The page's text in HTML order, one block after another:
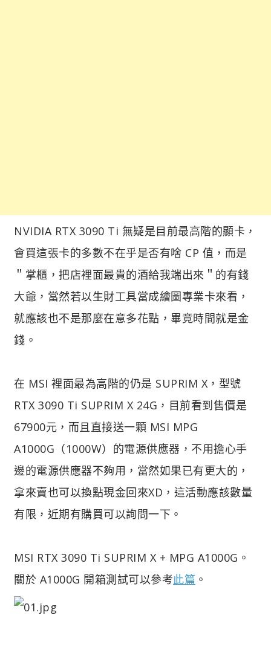
NVIDIA RTX 3090 Ti 無疑是目前最高階的顯卡，
會買這張卡的多數不在乎是否有啥 CP 值，而是
＂掌櫃，把店裡面最貴的酒給我端出來＂的有錢
大爺，當然若以生財工具當成繪圖專業卡來看，
就應該也不是那麼在意多花點，畢竟時間就是金
錢。
在 MSI 裡面最為高階的仍是 SUPRIM X，型號
RTX 3090 Ti SUPRIM X 24G，目前看到售價是
67900元，而且直接送一顆 MSI MPG
A1000G（1000W）的電源供應器，不用擔心手
邊的電源供應器不夠用，當然如果已有更大的，
拿來賣也可以換點現金回來XD，這活動應該數量
有限，近期有購買可以詢問一下。
MSI RTX 3090 Ti SUPRIM X + MPG A1000G。
關於 A1000G 開箱測試可以參考此篇 。